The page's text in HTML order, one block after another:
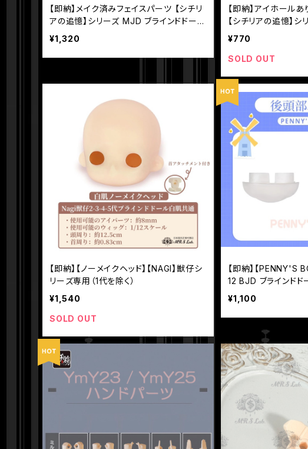
【即納】メイク済みフェイスパーツ 【シチリ
アの追憶】シリーズ MJD ブラインドドール
【悸動瞬息】
¥1,320
【即納】アイホール
【シチリアの追憶】
ドドール 【悸動瞬息】
¥770
SOLD OUT
【即納】【ノーメイクヘッド】【NAGI】獣仔シ
リーズ専用（1代を除く）
¥1,540
SOLD OUT
【即納】【PENNY'S
12 BJD ブラインドド
ィーユ）】
¥1,100